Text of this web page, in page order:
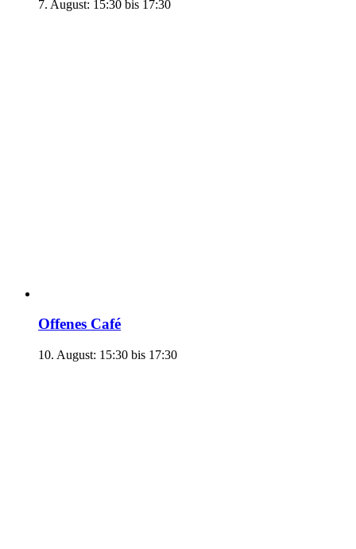
7. August: 15:30 bis 17:30
Offenes Café
10. August: 15:30 bis 17:30